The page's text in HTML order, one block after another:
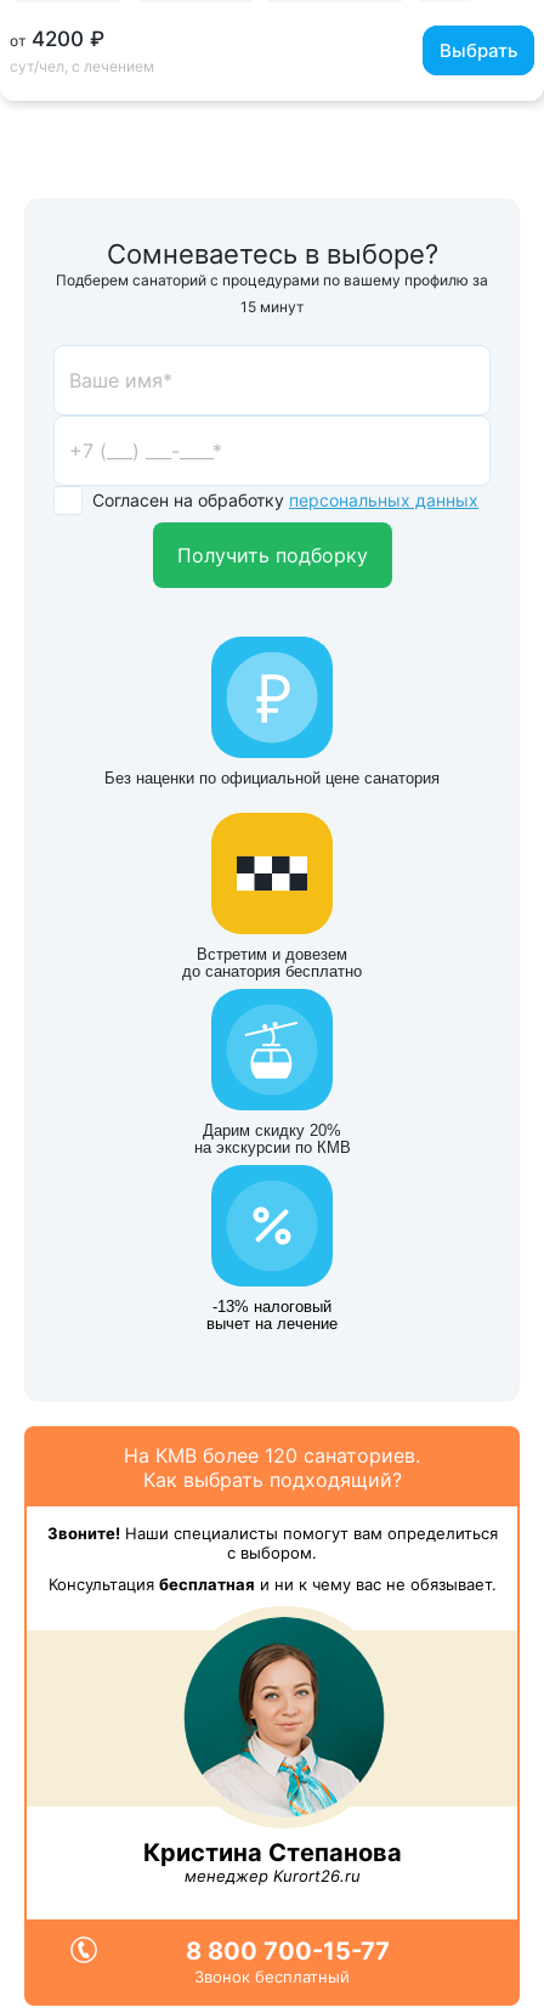
от 4200 ₽
сут/чел, с лечением
Выбрать
Сомневаетесь в выборе?
Подберем санаторий с процедурами по вашему профилю за
15 минут
Согласен на обработку персональных данных
Получить подборку
Без наценки по официальной цене санатория
Встретим и довезем
до санатория бесплатно
Дарим скидку 20%
на экскурсии по КМВ
-13% налоговый
вычет на лечение
На КМВ более 120 санаториев.
Как выбрать подходящий?
Звоните!Наши специалисты помогут вам определиться
с выбором.
Консультация бесплатная и ни к чему вас не обязывает.
Кристина Степанова
менеджер Kurort26.ru
8 800 700-15-77
Звонок бесплатный